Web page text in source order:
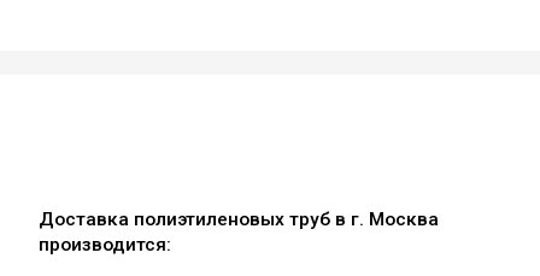
Доставка полиэтиленовых труб в г. Москва
производится: